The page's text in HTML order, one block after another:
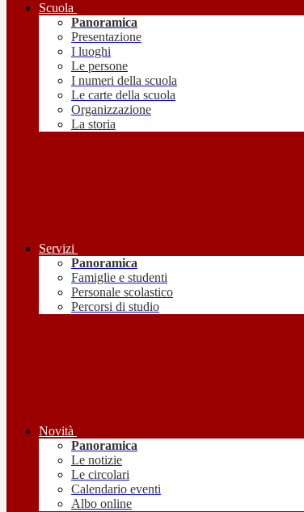
Scuola
Panoramica
Presentazione
I luoghi
Le persone
I numeri della scuola
Le carte della scuola
Organizzazione
La storia
Servizi
Panoramica
Famiglie e studenti
Personale scolastico
Percorsi di studio
Novità
Panoramica
Le notizie
Le circolari
Calendario eventi
Albo online